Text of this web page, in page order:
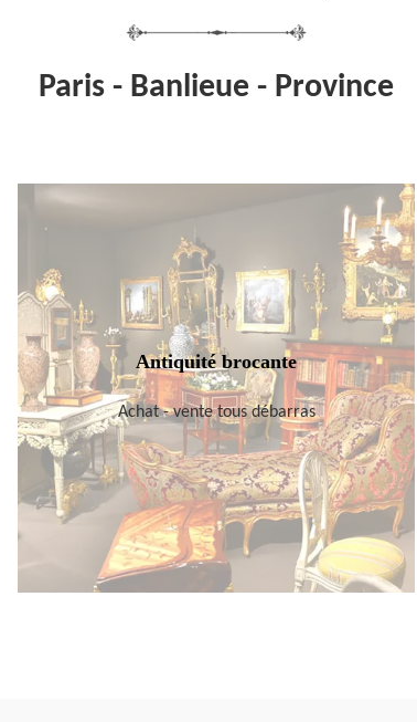
Paris - Banlieue - Province
Antiquité brocante
Achat - vente tous débarras